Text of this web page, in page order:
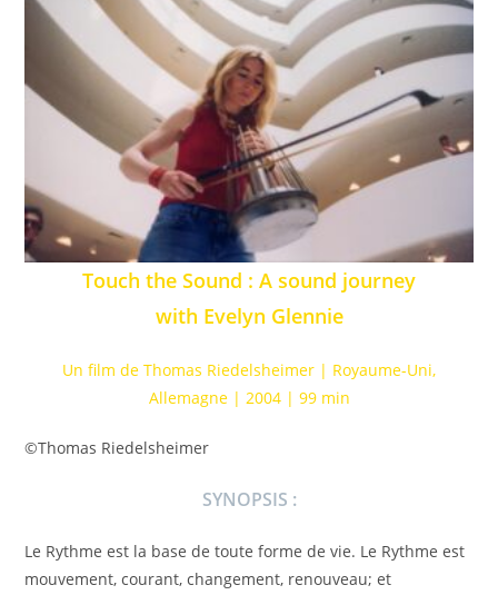
Touch the Sound : A sound journey
with Evelyn Glennie
Un film de Thomas Riedelsheimer | Royaume-Uni,
Allemagne | 2004 | 99 min
©Thomas Riedelsheimer
SYNOPSIS :
Le Rythme est la base de toute forme de vie. Le Rythme est
mouvement, courant, changement, renouveau; et